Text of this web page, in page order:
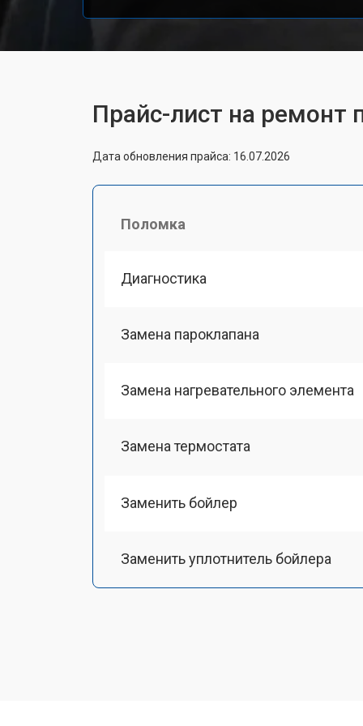
Прайс-лист на ремонт
Дата обновления прайса: 16.07.2026
Поломка
Диагностика
Замена пароклапана
Замена нагревательного элемента
Замена термостата
Заменить бойлер
Заменить уплотнитель бойлера